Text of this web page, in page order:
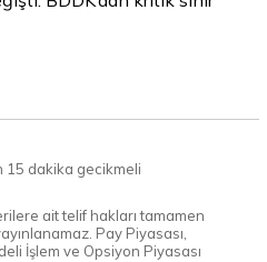
15 dakika gecikmeli
ait telif hakları tamamen
Pay Piyasası,
İşlem ve Opsiyon Piyasası